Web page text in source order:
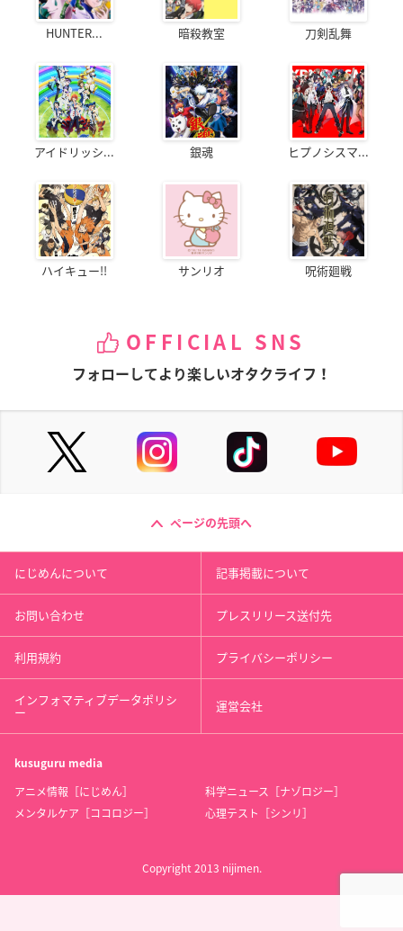
HUNTER... 暗殺教室 刀剣乱舞
アイドリッシ... 銀魂 ヒプノシスマ...
ハイキュー!! サンリオ 呪術廻戦
OFFICIAL SNS
フォローしてより楽しいオタクライフ！
ページの先頭へ
にじめんについて 記事掲載について
お問い合わせ プレスリリース送付先
利用規約 プライバシーポリシー
インフォマティブデータポリシ
ー 運営会社
kusuguru media
アニメ情報［にじめん］
科学ニュース［ナゾロジー］
メンタルケア［ココロジー］
心理テスト［シンリ］
Copyright 2013 nijimen.